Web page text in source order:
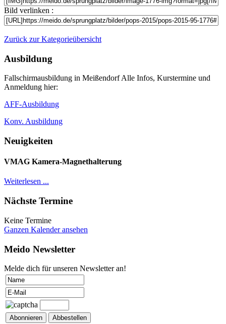
Bild verlinken :
Zurück zur Kategorieübersicht
Ausbildung
Fallschirmausbildung in Meißendorf Alle Infos, Kurstermine und
Anmeldung hier:
AFF-Ausbildung
Konv. Ausbildung
Neuigkeiten
VMAG Kamera-Magnethalterung
Weiterlesen ...
Nächste Termine
Keine Termine
Ganzen Kalender ansehen
Meido Newsletter
Melde dich für unseren Newsletter an!